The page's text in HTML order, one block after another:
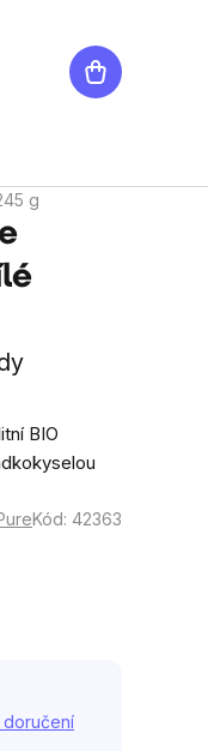
Nákupní
košík
g
BIO
Kód: 42363
doručení